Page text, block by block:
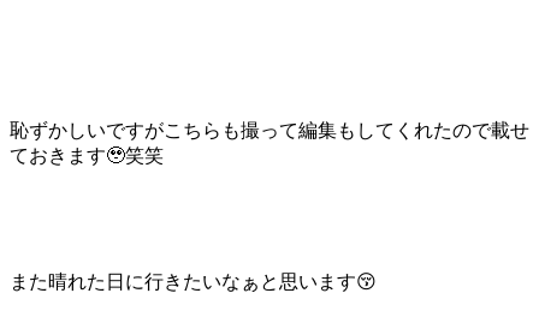
恥ずかしいですがこちらも撮って編集もしてくれたので載せ
ておきます🥹笑笑
また晴れた日に行きたいなぁと思います😚